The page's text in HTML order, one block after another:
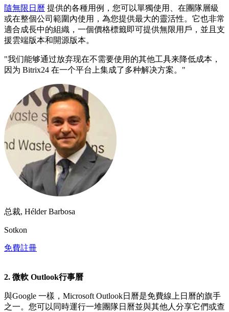
隨無限日曆 提供的各種用例，您可以單獨使用、在團隊層級
或在整個公司範圍內使用，為您提供最大的靈活性。它也非常
適合成長中的組織，一個價格標籤即可提供無限用戶，並且支
援雲端版本和開源版本。
"我们能够通过放弃现在不需要使用的其他工具来降低成本，
因为 Bitrix24 在一个平台上集成了多种解决方案。"
总裁, Hélder Barbosa
Sotkon
免費註冊
2. 微軟 Outlook行事曆
與Google 一樣，Microsoft Outlook日曆是免費線上日曆的旗手
之一。您可以同時運行一堆團隊日曆並與其他人分享它們或查